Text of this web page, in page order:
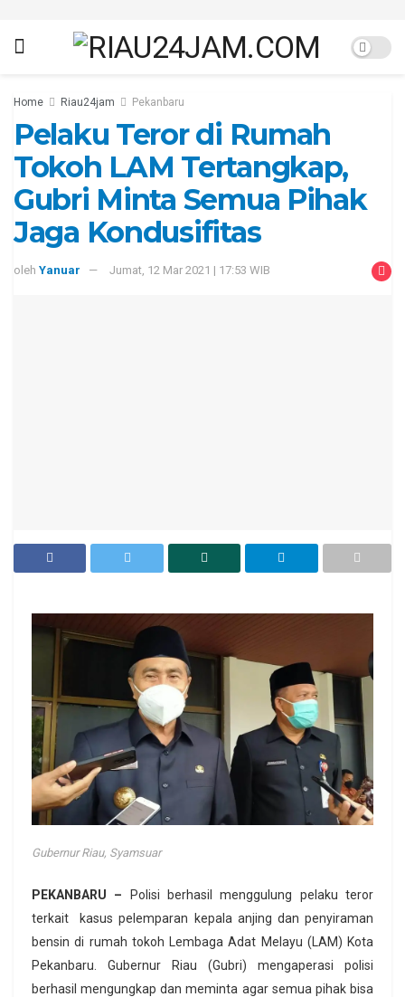
Home Riau24jam Pekanbaru
Pelaku Teror di Rumah
Tokoh LAM Tertangkap,
Gubri Minta Semua Pihak
Jaga Kondusifitas
oleh Yanuar Jumat, 12 Mar 2021 | 17:53 WIB
Gubernur Riau, Syamsuar
PEKANBARU – Polisi berhasil menggulung pelaku teror
terkait kasus pelemparan kepala anjing dan penyiraman
bensin di rumah tokoh Lembaga Adat Melayu (LAM) Kota
Pekanbaru. Gubernur Riau (Gubri) mengaperasi polisi
berhasil mengungkap dan meminta agar semua pihak bisa